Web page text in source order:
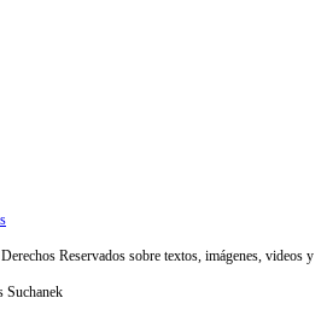
Reservados sobre textos, imágenes, videos y
Suchanek